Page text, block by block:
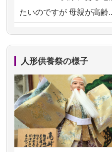
2026/07/13 遠方からでも
での方法が...
2026/07/10家から近かっ
2026/07/08誰も住んでい
ました。 ...
2026/07/069年間自由が
がとう。
たいのですが 母親が高齢
2024/01/13剥製の供養・
ですが？
2024/01/13お雛様のセッ
ですが、お雛様とお内裏
2024/01/13供養申込みの
人形供養祭の様子